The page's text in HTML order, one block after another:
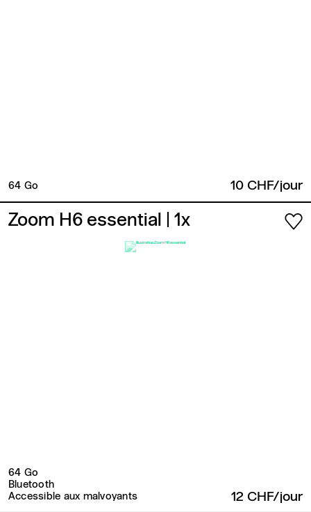
64 Go 10 CHF/jour
Zoom H6 essential | 1x
64 Go
Bluetooth
Accessible aux malvoyants
12 CHF/jour